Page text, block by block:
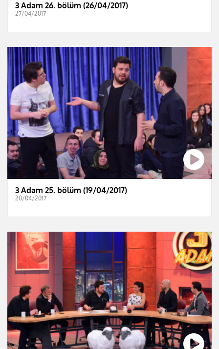
3 Adam 26. bölüm (26/04/2017)
27/04/2017
3 Adam 25. bölüm (19/04/2017)
20/04/2017